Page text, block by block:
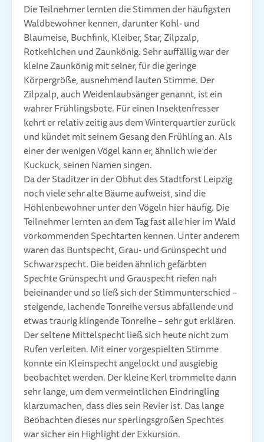
Die Teilnehmer lernten die Stimmen der häufigsten
Waldbewohner kennen, darunter Kohl- und
Blaumeise, Buchfink, Kleiber, Star, Zilpzalp,
Rotkehlchen und Zaunkönig. Sehr auffällig war der
kleine Zaunkönig mit seiner, für die geringe
Körpergröße, ausnehmend lauten Stimme. Der
Zilpzalp, auch Weidenlaubsänger genannt, ist ein
wahrer Frühlingsbote. Für einen Insektenfresser
kehrt er relativ zeitig aus dem Winterquartier zurück
und kündet mit seinem Gesang den Frühling an. Als
einer der wenigen Vögel kann er, ähnlich wie der
Kuckuck, seinen Namen singen.
Da der Staditzer in der Obhut des Stadtforst Leipzig
noch viele sehr alte Bäume aufweist, sind die
Höhlenbewohner unter den Vögeln hier häufig. Die
Teilnehmer lernten an dem Tag fast alle hier im Wald
vorkommenden Spechtarten kennen. Unter anderem
waren das Buntspecht, Grau- und Grünspecht und
Schwarzspecht. Die beiden ähnlich gefärbten
Spechte Grünspecht und Grauspecht riefen nah
beieinander und so ließ sich der Stimmunterschied –
steigende, lachende Tonreihe versus abfallende und
etwas traurig klingende Tonreihe – sehr gut erklären.
Der seltene Mittelspecht ließ sich heute nicht zum
Rufen verleiten. Mit einer vorgespielten Stimme
konnte ein Kleinspecht angelockt und ausgiebig
beobachtet werden. Der kleine Kerl trommelte dann
sehr lange, um dem vermeintlichen Eindringling
klarzumachen, dass dies sein Revier ist. Das lange
Beobachten dieses nur sperlingsgroßen Spechtes
war sicher ein Highlight der Exkursion.